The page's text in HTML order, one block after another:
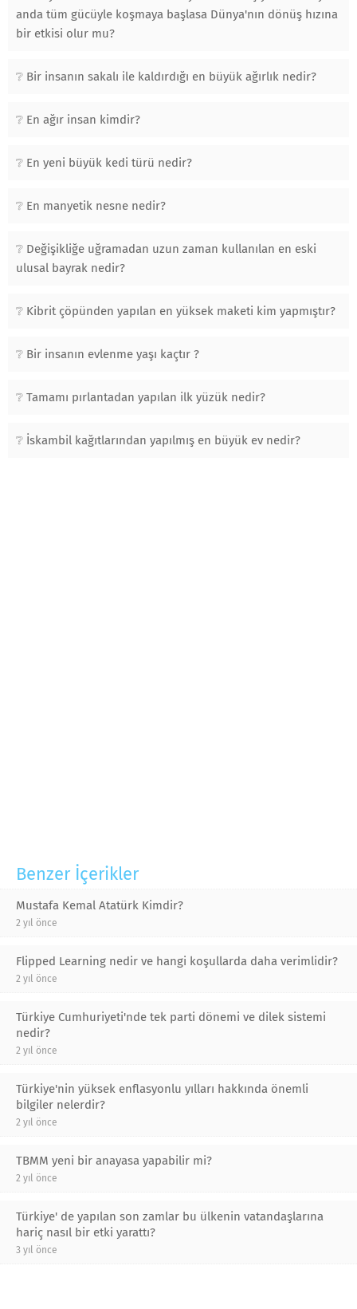
anda tüm gücüyle koşmaya başlasa Dünya'nın dönüş hızına
bir etkisi olur mu?
Bir insanın sakalı ile kaldırdığı en büyük ağırlık nedir?
En ağır insan kimdir?
En yeni büyük kedi türü nedir?
En manyetik nesne nedir?
Değişikliğe uğramadan uzun zaman kullanılan en eski
ulusal bayrak nedir?
Kibrit çöpünden yapılan en yüksek maketi kim yapmıştır?
Bir insanın evlenme yaşı kaçtır ?
Tamamı pırlantadan yapılan ilk yüzük nedir?
İskambil kağıtlarından yapılmış en büyük ev nedir?
Benzer İçerikler
Mustafa Kemal Atatürk Kimdir?
2 yıl önce
Flipped Learning nedir ve hangi koşullarda daha verimlidir?
2 yıl önce
Türkiye Cumhuriyeti'nde tek parti dönemi ve dilek sistemi
nedir?
2 yıl önce
Türkiye'nin yüksek enflasyonlu yılları hakkında önemli
bilgiler nelerdir?
2 yıl önce
TBMM yeni bir anayasa yapabilir mi?
2 yıl önce
Türkiye' de yapılan son zamlar bu ülkenin vatandaşlarına
hariç nasıl bir etki yarattı?
3 yıl önce